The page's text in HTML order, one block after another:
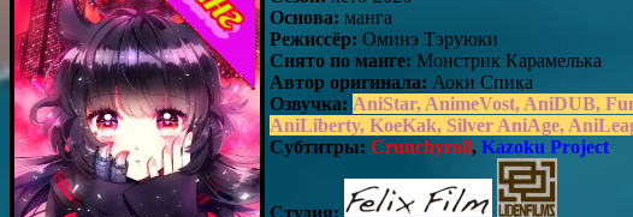
Основа: манга
Режиссёр: Оминэ Тэруюки
Снято по манге: Монстрик Карамелька
Автор оригинала: Аоки Спика
Озвучка: AniStar, AnimeVost, AniDUB,
AniLiberty, KoeKak, Silver AniAge,
Субтитры: Crunchyroll, Kazoku Project
Студия: